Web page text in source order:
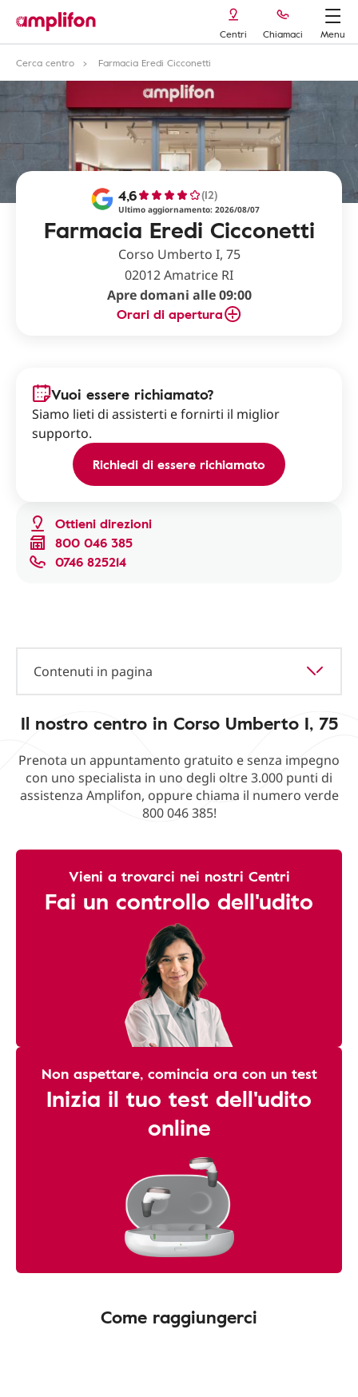
Centri Chiamaci
Menu
Cerca centro
Farmacia Eredi Cicconetti
Farmacia Eredi Cicconetti
4,6 (12)
Ultimo aggiornamento: 2026/08/07
Corso Umberto I, 75
02012 Amatrice RI
Apre domani alle 09:00
Orari di apertura
Ottieni direzioni
800 046 385
0746 825214
Vuoi essere richiamato?
Siamo lieti di assisterti e fornirti il miglior
supporto.
Richiedi di essere richiamato
Contenuti in pagina
Il nostro centro in Corso Umberto I, 75
Prenota un appuntamento gratuito e senza impegno
con uno specialista in uno degli oltre 3.000 punti di
assistenza Amplifon, oppure chiama il numero verde
800 046 385!
Vieni a trovarci nei nostri Centri
Fai un controllo dell'udito
Non aspettare, comincia ora con un test
Inizia il tuo test dell'udito
online
Come raggiungerci